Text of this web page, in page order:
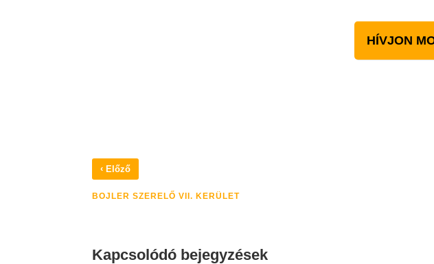
HÍVJON
‹ Előző
BOJLER SZERELŐ VII. KERÜLET
Kapcsolódó bejegyzések